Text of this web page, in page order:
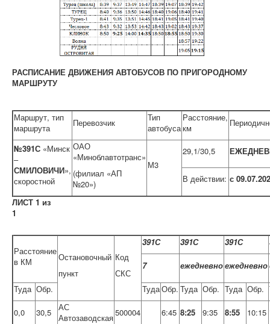
РАСПИСАНИЕ ДВИЖЕНИЯ АВТОБУСОВ ПО ПРИГОРОДНОМУ
МАРШРУТУ
Маршрут, тип
маршрута
Перевозчик
Тип
автобуса
Расстояние,
км
№391С «Минск
–
СМИЛОВИЧИ»,
скоростной
ОАО
«Миноблавтотранс»
(филиал «АП
№20»)
М3
29,1/30,5
В действии: с
ЛИСТ 1 из
1
Расстояние
в КМ
Остановочный
пункт
Код
СКС
391С 391С 391С
7 ежедневноежедневно
Туда Обр. ТудаОбр. Туда Обр. Туда Обр.
0,0 30,5
АС
Автозаводская500004 6:45 8:25 9:35 8:55 10:15